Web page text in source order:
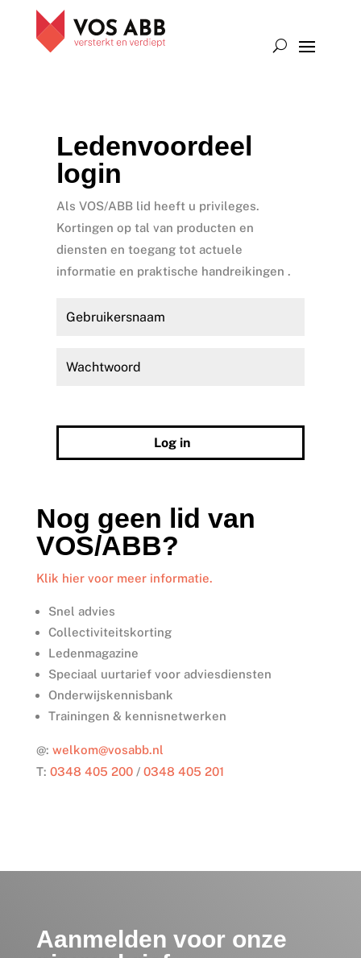
Ledenvoordeel
login
Als VOS/ABB lid heeft u privileges.
Kortingen op tal van producten en
diensten en toegang tot actuele
informatie en praktische handreikingen .
Log in
Nog geen lid van
VOS/ABB?
Klik hier voor meer informatie.
Snel advies
Collectiviteitskorting
Ledenmagazine
Speciaal uurtarief voor adviesdiensten
Onderwijskennisbank
Trainingen & kennisnetwerken
@: welkom@vosabb.nl
T: 0348 405 200/ 0348 405 201
Aanmelden voor onze